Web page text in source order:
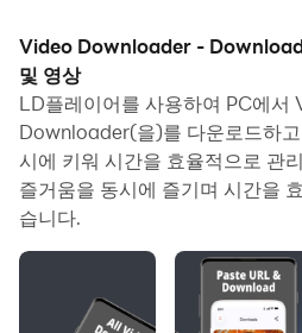
컴퓨터에서 Video Downloader
하면 보다 큰 화면에서 이용할 수
로 앱을 이용하는 것이 화면을 터
다. 동시에 기기의 배터리 문제에
니다.
다중 인스턴스 및 멀티 컨트롤 기
애플리케이션과 계정을 동시에 이
또한 파일 전송 기능을 통해 이
Video Downloader -
및 영상
LD플레이어를 사용하여 PC에
Downloader(을)를 다운로드하
시에 키워 시간을 효율적으로 관
즐거움을 동시에 즐기며 시간을
습니다.